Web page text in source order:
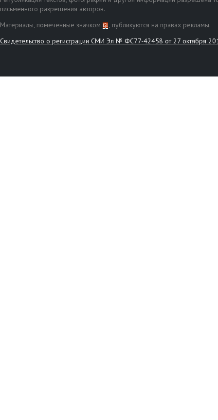
письменного разрешения авторов.
Материалы, помеченные значком
, публикуются на правах рекламы.
Свидетельство о регистрации СМИ Эл № ФС77-42458 от 27 октября